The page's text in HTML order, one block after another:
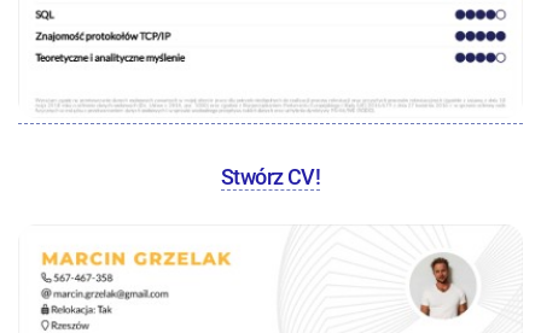
Stwórz CV!